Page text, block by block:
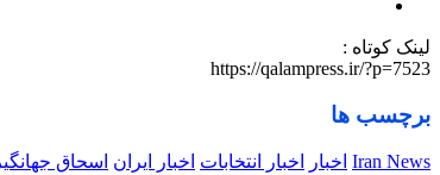
لینک کوتاه :
https://qalampress.ir/?p=7523
برچسب ها
Iran News اخبار اخبار انتخابات اخبار ایران اسحاق